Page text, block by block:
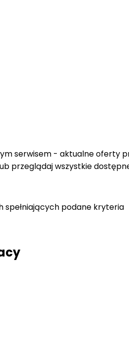
serwisem - aktualne oferty
przeglądaj wszystkie
spełniających podane kryteria